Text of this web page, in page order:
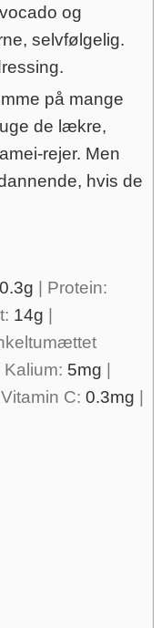
og
selvfølgelig.
på mange
de lækre,
rejer. Men
hvis de
0.3g | Protein:
14g |
Kalium: 5mg |
Vitamin C: 0.3mg |